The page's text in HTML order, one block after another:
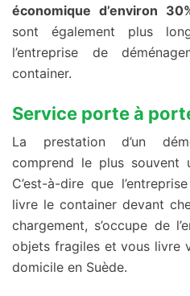
économique d’environ
sont également plus
l’entreprise de
container.
Service porte à
La prestation d’un
comprend le plus souvent
C’est-à-dire que
livre le container devant
chargement, s’occupe de
objets fragiles et vous livre
domicile en Suède.